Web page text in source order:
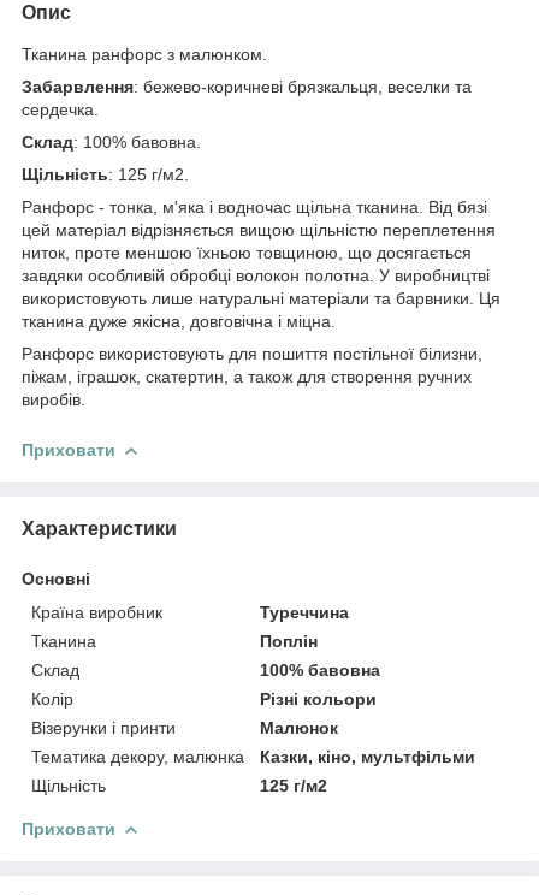
Опис
Тканина ранфорс з малюнком.
Забарвлення: бежево-коричневі брязкальця, веселки та
сердечка.
Склад: 100% бавовна.
Щільність: 125 г/м2.
Ранфорс - тонка, м'яка і водночас щільна тканина. Від бязі
цей матеріал відрізняється вищою щільністю переплетення
ниток, проте меншою їхньою товщиною, що досягається
завдяки особливій обробці волокон полотна. У виробництві
використовують лише натуральні матеріали та барвники. Ця
тканина дуже якісна, довговічна і міцна.
Ранфорс використовують для пошиття постільної білизни,
піжам, іграшок, скатертин, а також для створення ручних
виробів.
Приховати
Характеристики
Основні
Країна виробник
Туреччина
Тканина
Поплін
Склад
100% бавовна
Колір
Різні кольори
Візерунки і принти
Малюнок
Тематика декору, малюнка
Казки, кіно, мультфільми
Щільність
125 г/м2
Приховати